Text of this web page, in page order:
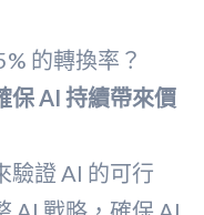
的轉換率？
保 AI 持續帶來價
驗證 AI 的可行